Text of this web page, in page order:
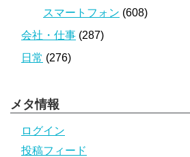
スマートフォン (608)
会社・仕事 (287)
日常 (276)
メタ情報
ログイン
投稿フィード